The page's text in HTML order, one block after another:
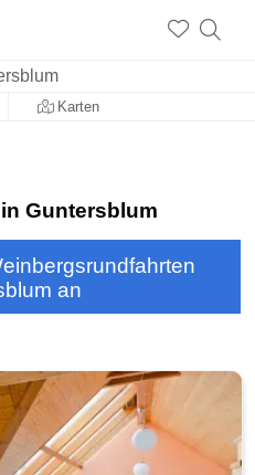
Karten
in Rheinland-Pfalz
Guntersblum
an